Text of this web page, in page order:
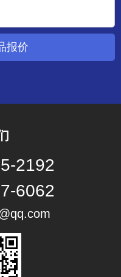
报价
2192
6062